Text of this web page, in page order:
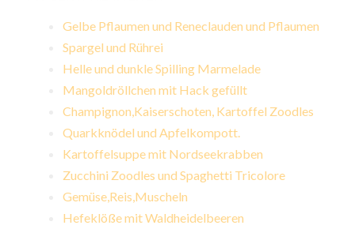
Gelbe Pflaumen und Reneclauden und Pflaumen
Spargel und Rührei
Helle und dunkle Spilling Marmelade
Mangoldröllchen mit Hack gefüllt
Champignon,Kaiserschoten, Kartoffel Zoodles
Quarkknödel und Apfelkompott.
Kartoffelsuppe mit Nordseekrabben
Zucchini Zoodles und Spaghetti Tricolore
Gemüse,Reis,Muscheln
Hefeklöße mit Waldheidelbeeren